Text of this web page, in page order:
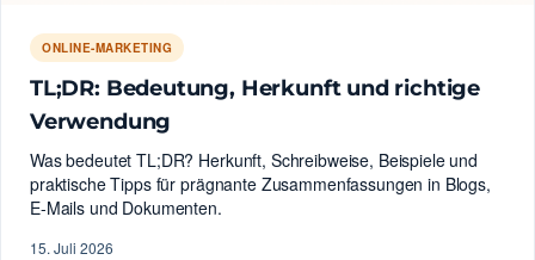
ONLINE-MARKETING
TL;DR: Bedeutung, Herkunft und richtige
Verwendung
Was bedeutet TL;DR? Herkunft, Schreibweise, Beispiele und
praktische Tipps für prägnante Zusammenfassungen in Blogs,
E-Mails und Dokumenten.
15. Juli 2026